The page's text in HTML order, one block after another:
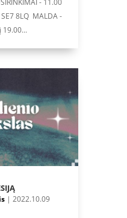
- 11.00
8LQ MALDA -
| 2022.10.09